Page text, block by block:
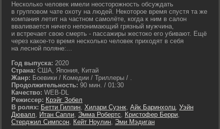
Несколько человек имели неосторожность обсуждать
в групповом чате охоту на людей. Некоторое время спустя та же
компания летит на частном самолёте, когда к ним в салон
вваливается ничего непонимающий грязный мужчина,
и встречает свою смерть - пассажиры жестоко его убивают. Ещё
через какое-то время несколько человек приходят в себя
на лесной поляне:...
Год выпуска: 2020
Страна: США, Япония, Китай
Жанр: Боевики / Комедии / Триллеры / .
Продолжительность: 90 мин. / 01:30
Качество: WEB-DL
Режиссер: Крэйг Зобел
В ролях: Бетти Гилпин, Хилари Суэнк, Айк Баринхолц, Уэйн
Дювалл, Итан Сапли, Эмма Робертс, Кристофер Берри,
Стерджил Симпсон, Кейт Ноулин, Эми Мэдиган